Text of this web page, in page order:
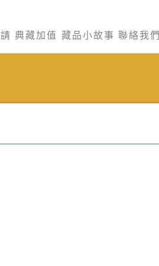
典藏加值 藏品小故事 聯絡我們